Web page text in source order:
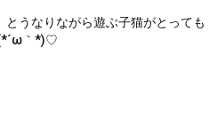
とうなりながら遊ぶ子猫がとっても
｀*)♡